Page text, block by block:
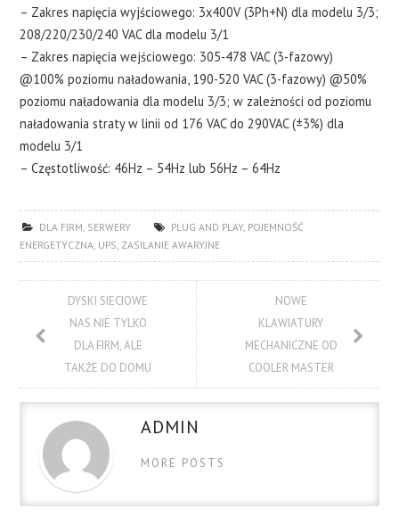
– Zakres napięcia wyjściowego: 3x400V (3Ph+N) dla modelu 3/3;
208/220/230/240 VAC dla modelu 3/1
– Zakres napięcia wejściowego: 305-478 VAC (3-fazowy)
@100% poziomu naładowania, 190-520 VAC (3-fazowy) @50%
poziomu naładowania dla modelu 3/3; w zależności od poziomu
naładowania straty w linii od 176 VAC do 290VAC (±3%) dla
modelu 3/1
– Częstotliwość: 46Hz – 54Hz lub 56Hz – 64Hz
DLA FIRM, SERWERY PLUG AND PLAY, POJEMNOŚĆ
ENERGETYCZNA, UPS, ZASILANIE AWARYJNE
DYSKI SIECIOWE
NAS NIE TYLKO
DLA FIRM, ALE
TAKŻE DO DOMU
NOWE
KLAWIATURY
MECHANICZNE OD
COOLER MASTER
ADMIN
MORE POSTS